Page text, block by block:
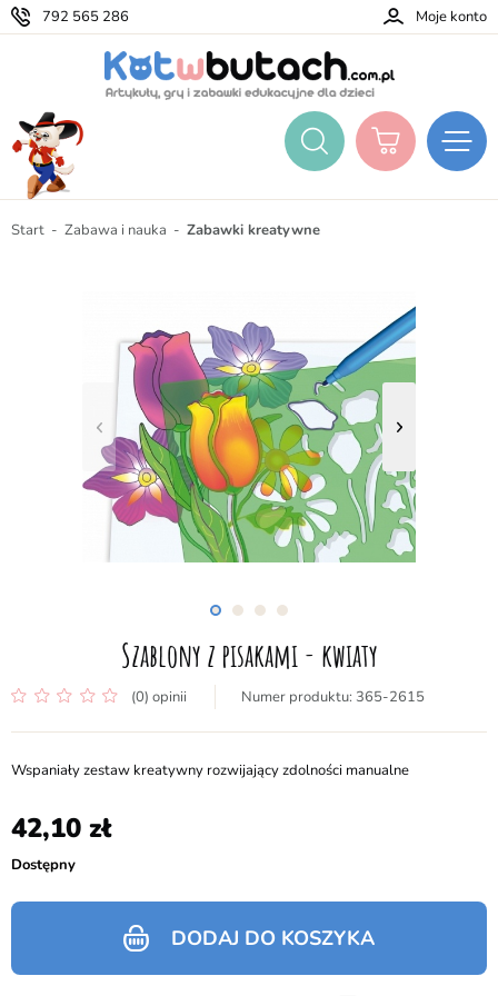
792 565 286 Moje konto
Start Zabawa i nauka Zabawki kreatywne
Szablony z pisakami - kwiaty
(0) opinii 365-2615
Wspaniały zestaw kreatywny rozwijający zdolności manualne
42,10
Dostępny
DODAJ DO KOSZYKA